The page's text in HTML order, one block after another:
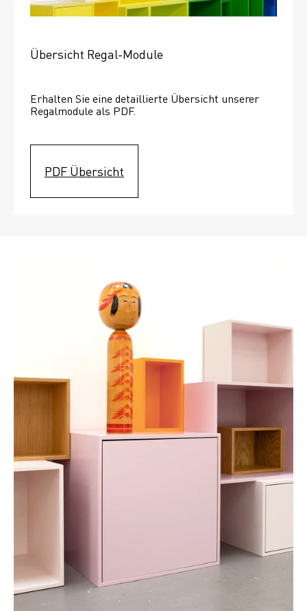
Übersicht Regal-Module
Erhalten Sie eine detaillierte Übersicht unserer
Regalmodule als PDF.
PDF Übersicht